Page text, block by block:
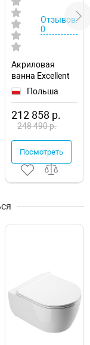
Отзывов:
0
Акриловая
ванна Excellent
Pryzmat 170x75
Польша
212 858 р.
248 490 р.
Посмотреть